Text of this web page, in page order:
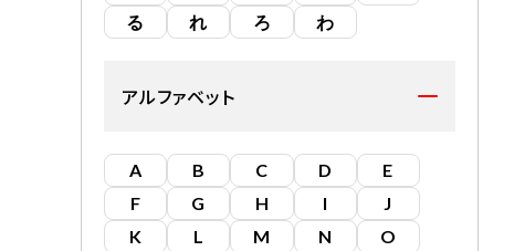
る
れ ろ わ
アルファベット
A B C D
E
F
G H I
J
K
L M N
O